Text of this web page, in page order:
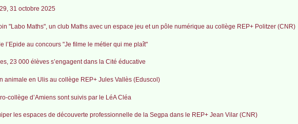
31 octobre 2025
"Labo Maths", un club Maths avec un espace jeu et un pôle numérique au collège REP+ Politzer (CNR)
l’Epide au concours "Je filme le métier qui me plaît"
23 000 élèves s’engagent dans la Cité éducative
animale en Ulis au collège REP+ Jules Vallès (Eduscol)
collège d’Amiens sont suivis par le LéA Cléa
les espaces de découverte professionnelle de la Segpa dans le REP+ Jean Vilar (CNR)